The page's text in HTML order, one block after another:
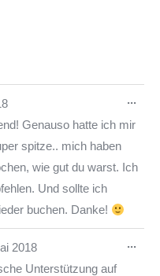
Genauso hatte ich mir
spitze.. mich haben
wie gut du warst. Ich
Und sollte ich
buchen. Danke!
...
2018
Unterstützung auf
...